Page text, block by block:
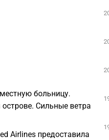
больницу.
Сильные ветра
Airlines предоставила